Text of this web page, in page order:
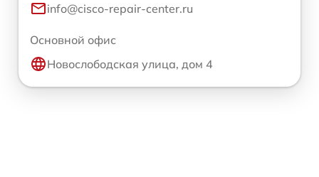
info@cisco-repair-center.ru
Основной офис
Новослободская улица, дом 4